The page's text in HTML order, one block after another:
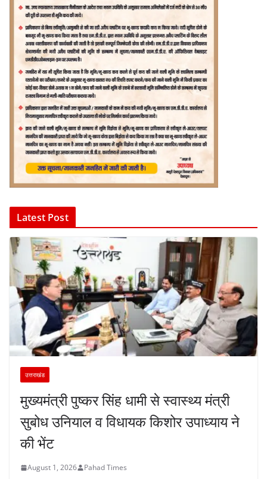
Latest Post
उत्तराखंड
मुख्यमंत्री पुष्कर सिंह धामी से स्वास्थ्य मंत्री
सुबोध उनियाल व विधायक किशोर उपाध्याय ने
की भेंट
August 1, 2026 Pahad Times